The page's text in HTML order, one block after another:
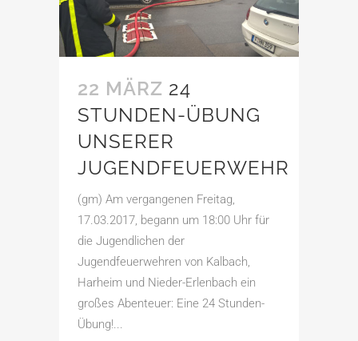
22 MÄRZ 24
STUNDEN-ÜBUNG
UNSERER
JUGENDFEUERWEHR
(gm) Am vergangenen Freitag,
17.03.2017, begann um 18:00 Uhr für
die Jugendlichen der
Jugendfeuerwehren von Kalbach,
Harheim und Nieder-Erlenbach ein
großes Abenteuer: Eine 24 Stunden-
Übung!...